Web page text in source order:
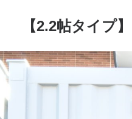
【2.2帖タイプ】